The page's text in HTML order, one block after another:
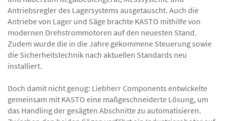
Antriebsregler des Lagersystems ausgetauscht. Auch die
Antriebe von Lager und Säge brachte KASTO mithilfe von
modernen Drehstrommotoren auf den neuesten Stand.
Zudem wurde die in die Jahre gekommene Steuerung sowie
die Sicherheitstechnik nach aktuellen Standards neu
installiert.
Doch damit nicht genug: Liebherr Components entwickelte
gemeinsam mit KASTO eine maßgeschneiderte Lösung, um
das Handling der gesägten Abschnitte zu automatisieren.